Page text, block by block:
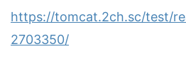
https://tomcat.2ch.sc/test/
2703350/